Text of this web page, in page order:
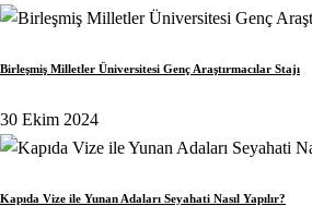
Birleşmiş Milletler Üniversitesi Genç Araştırmacılar Stajı
30 Ekim 2024
Kapıda Vize ile Yunan Adaları Seyahati Nasıl Yapılır?